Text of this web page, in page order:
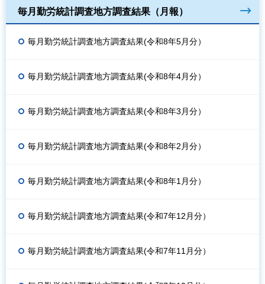
毎月勤労統計調査地方調査結果（月報）
毎月勤労統計調査地方調査結果(令和8年5月分）
毎月勤労統計調査地方調査結果(令和8年4月分）
毎月勤労統計調査地方調査結果(令和8年3月分）
毎月勤労統計調査地方調査結果(令和8年2月分）
毎月勤労統計調査地方調査結果(令和8年1月分）
毎月勤労統計調査地方調査結果(令和7年12月分）
毎月勤労統計調査地方調査結果(令和7年11月分）